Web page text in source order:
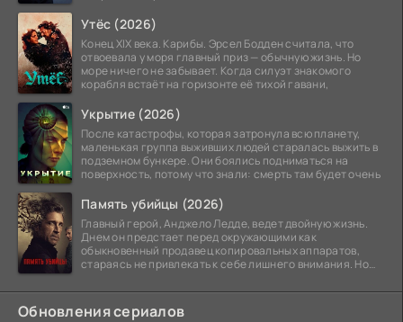
Утёс (2026)
Конец XIX века. Карибы. Эрсел Бодден считала, что
отвоевала у моря главный приз — обычную жизнь. Но
море ничего не забывает. Когда силуэт знакомого
корабля встаёт на горизонте её тихой гавани,
Укрытие (2026)
После катастрофы, которая затронула всю планету,
маленькая группа выживших людей старалась выжить в
подземном бункере. Они боялись подниматься на
поверхность, потому что знали: смерть там будет очень
Память убийцы (2026)
Главный герой, Анджело Ледде, ведет двойную жизнь.
Днем он предстает перед окружающими как
обыкновенный продавец копировальных аппаратов,
стараясь не привлекать к себе лишнего внимания. Но
Обновления сериалов